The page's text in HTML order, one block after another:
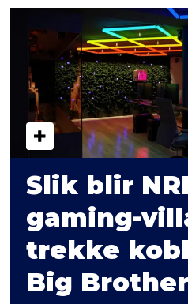
Slik blir
gaming-
trekke
Big Brother